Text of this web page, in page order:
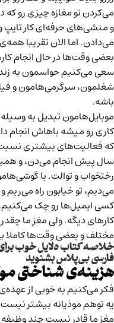
می‌کردن تو مغازه چیزی رو
و منشی‌های حرفه‌ای کار تایپ
می‌دادن. اما الان تقریبا
سعی می‌کنیم حواسمون به
شغلمون، سرگرمی‌هامون و
باشه.
موبایل‌هامون تبدیل به
کاری رو میشه باهاش
که فعالیت‌های بیشتری
سال پیش انجام می‌دن، و
رختخواب و توالت. با
می‌دیم، تو خیابون راه
کسی ایمیل‌ها رو چک
کارهای دیگه. ولی مغز ما
مختلف و بعضی‌ وقت‌ها کاملا
فارسی بی‌پلاس بشنوید
هزینه‌ی شناختی
فکر می‌کنیم به خوبی از
مغز ما قادر نیست چند